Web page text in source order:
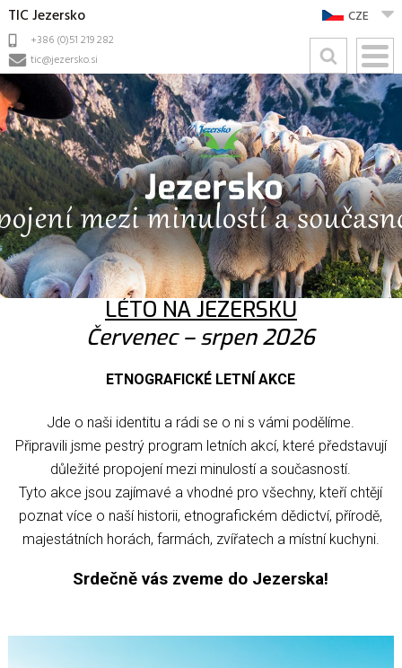
TIC Jezersko
+386 (0)51 219 282
tic@jezersko.si
CZE
LÉTO NA JEZERSKU
Červenec – srpen 2026
ETNOGRAFICKÉ LETNÍ AKCE
Jde o naši identitu a rádi se o ni s vámi podělíme.
Připravili jsme pestrý program letních akcí, které představují
důležité propojení mezi minulostí a současností.
Tyto akce jsou zajímavé a vhodné pro všechny, kteří chtějí
poznat více o naší historii, etnografickém dědictví, přírodě,
majestátních horách, farmách, zvířatech a místní kuchyni.
Srdečně vás zveme do Jezerska!